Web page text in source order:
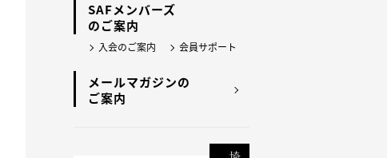
SAFメンバーズ
のご案内
入会のご案内 会員サポート
メールマガジンの
ご案内